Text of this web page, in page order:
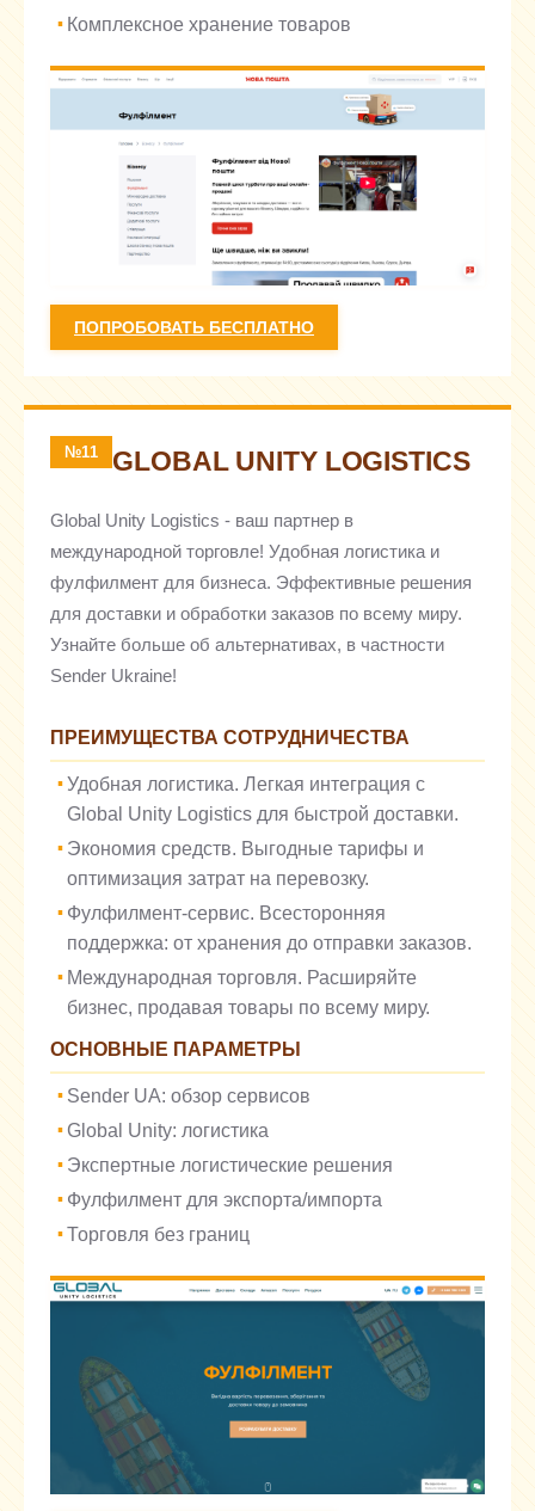
Комплексное хранение товаров
ПОПРОБОВАТЬ БЕСПЛАТНО
№11 GLOBAL UNITY LOGISTICS
Global Unity Logistics - ваш партнер в
международной торговле! Удобная логистика и
фулфилмент для бизнеса. Эффективные решения
для доставки и обработки заказов по всему миру.
Узнайте больше об альтернативах, в частности
Sender Ukraine!
ПРЕИМУЩЕСТВА СОТРУДНИЧЕСТВА
Удобная логистика. Легкая интеграция с
Global Unity Logistics для быстрой доставки.
Экономия средств. Выгодные тарифы и
оптимизация затрат на перевозку.
Фулфилмент-сервис. Всесторонняя
поддержка: от хранения до отправки заказов.
Международная торговля. Расширяйте
бизнес, продавая товары по всему миру.
ОСНОВНЫЕ ПАРАМЕТРЫ
Sender UA: обзор сервисов
Global Unity: логистика
Экспертные логистические решения
Фулфилмент для экспорта/импорта
Торговля без границ